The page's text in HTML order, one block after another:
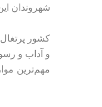
شهروندان
کشور
و آداب و
مهم‌ترین